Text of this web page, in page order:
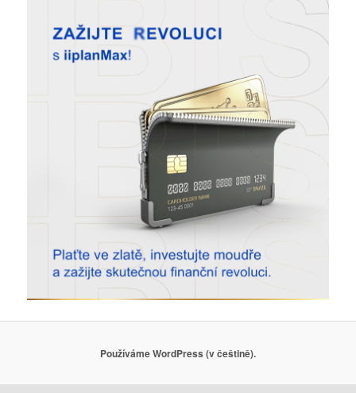
Používáme WordPress (v češtině).